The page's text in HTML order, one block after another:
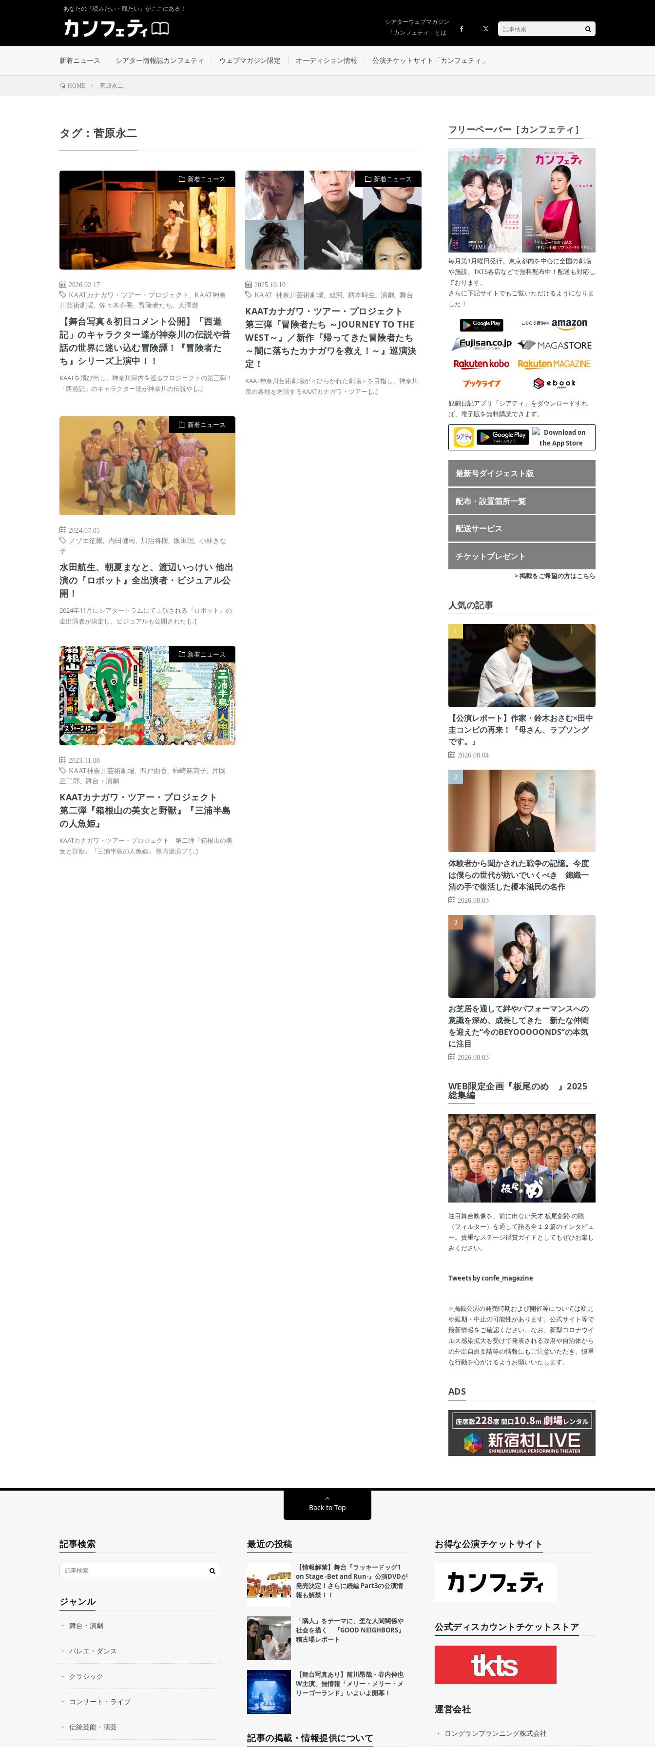
あなたの『読みたい・観たい』がここにある！
シアターウェブマガジン
「カンフェティ」とは
新着ニュース シアター情報誌カンフェティ ウェブマガジン限定 オーディション情報 公演チケットサイト「カンフェティ」
HOME 菅原永二
タグ：菅原永二
新着ニュース
2026.02.17
KAATカナガワ・ツアー・プロジェクト
KAAT神奈
川芸術劇場
佐々木春香 冒険者たち 大澤遊
【舞台写真＆初日コメント公開】「西遊
記」のキャラクター達が神奈川の伝説や昔
話の世界に迷い込む冒険譚！『冒険者た
ち』シリーズ上演中！！
KAATを飛び出し、神奈川県内を巡るプロジェクトの第三弾！
「西遊記」のキャラクター達が神奈川の伝説や […]
新着ニュース
2025.10.10
KAAT 神奈川芸術劇場
成河 ,柄本時生 ,演劇 ,舞台
KAATカナガワ・ツアー・プロジェクト
第三弾『冒険者たち ～JOURNEY TO THE
WEST～』／新作『帰ってきた冒険者たち
～闇に落ちたカナガワを救え！～』巡演決
定！
KAAT神奈川芸術劇場が＜ひらかれた劇場＞を目指し、神奈川
県の各地を巡演するKAATカナガワ・ツアー […]
新着ニュース
2024.07.05
ノゾエ征爾
内田健司 加治将樹 坂田聡
小林きな
子
水田航生、朝夏まなと、渡辺いっけい 他出
演の『ロボット』全出演者・ビジュアル公
開！
2024年11月にシアタートラムにて上演される『ロボット』の
全出演者が決定し、ビジュアルも公開された […]
新着ニュース
2023.11.08
KAAT神奈川芸術劇場
四戸由香 柿崎麻莉子
片岡
正二郎
舞台・演劇
KAATカナガワ・ツアー・プロジェクト
第二弾『箱根山の美女と野獣』『三浦半島
の人魚姫』
KAATカナガワ・ツアー・プロジェクト 第二弾『箱根山の美
女と野獣』『三浦半島の人魚姫』 県内巡演プ […]
フリーペーパー［カンフェティ］
毎月第1月曜日発行。東京都内を中心に全国の劇場
や施設、TKTS各店などで無料配布中！配送も対応し
ております。
さらに下記サイトでもご覧いただけるようになりま
した！
観劇日記アプリ「シアティ」をダウンロードすれ
ば、電子版を無料購読できます。
最新号ダイジェスト版
配布・設置箇所一覧
配送サービス
チケットプレゼント
> 掲載をご希望の方はこちら
人気の記事
【公演レポート】作家・鈴木おさむ×田中
圭コンビの再来！『母さん、ラブソング
です。』
2026.08.04
体験者から聞かされた戦争の記憶。今度
は僕らの世代が紡いでいくべき 錦織一
清の手で復活した榎本滋民の名作
2026.08.03
お芝居を通して絆やパフォーマンスへの
意識を深め、成長してきた 新たな仲間
を迎えた“今のBEYOOOOONDS”の本気
に注目
2026.08.03
WEB限定企画『板尾のめ゙』2025
総集編
注目舞台映像を、前に出ない天才 板尾創路 の眼
（フィルター）を通して語る全１２篇のインタビュ
ー。貴重なステージ鑑賞ガイドとしてもぜひお楽し
みください。
Tweets by confe_magazine
※掲載公演の発売時期および開催等については変更
や延期・中止の可能性があります。公式サイト等で
最新情報をご確認ください。なお、新型コロナウイ
ルス感染拡大を受けて発表される政府や自治体から
の外出自粛要請等の情報にもご注意いただき、慎重
な行動を心がけるようお願いいたします。
ADS
Back to Top
記事検索
ジャンル
舞台・演劇
バレエ・ダンス
クラシック
コンサート・ライブ
伝統芸能・演芸
最近の投稿
【情報解禁】舞台『ラッキードッグ1
on Stage -Bet and Run-』公演DVDが
発売決定！さらに続編 Part3の公演情
報も解禁！！
「隣人」をテーマに、歪な人間関係や
社会を描く 『GOOD NEIGHBORS』
稽古場レポート
【舞台写真あり】前川昂哉・谷内伸也
W主演、無情報「メリー・メリー・メ
リーゴーランド」いよいよ開幕！
記事の掲載・情報提供について
お得な公演チケットサイト
公式ディスカウントチケットストア
運営会社
ロングランプランニング株式会社